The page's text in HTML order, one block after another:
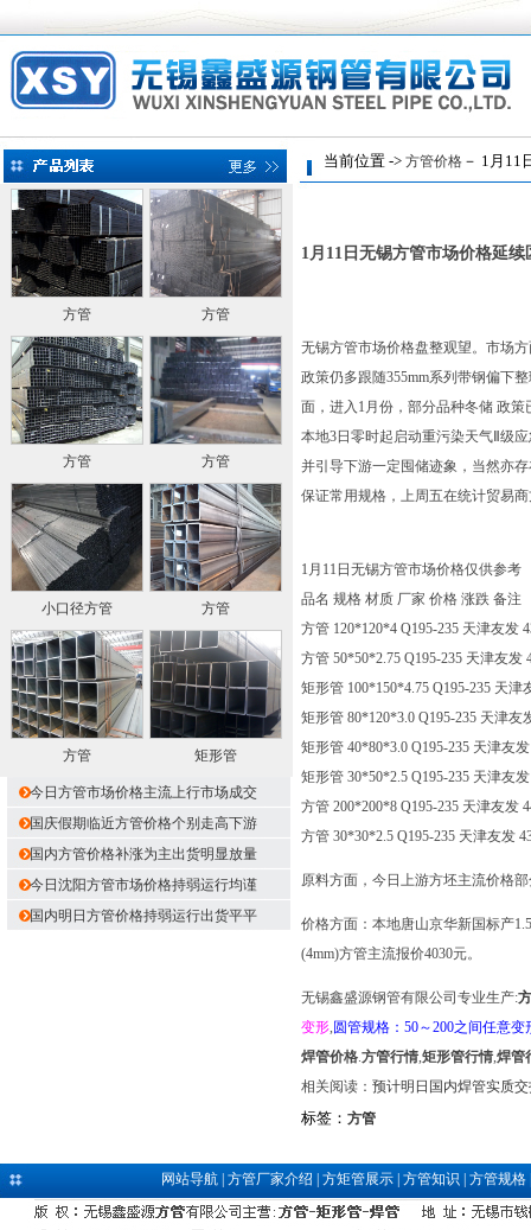
方管 方管
方管 方管
小口径方管 方管
方管 矩形管
今日方管市场价格主流上行市场成交
国庆假期临近方管价格个别走高下游
国内方管价格补涨为主出货明显放量
今日沈阳方管市场价格持弱运行均谨
国内明日方管价格持弱运行出货平平
当前位置 -> 方管价格 － 1月11
1月11日无锡方管市场价格延续
无锡方管市场价格盘整观望。市场
政策仍多跟随355mm系列带钢偏下
面，进入1月份，部分品种冬储 政
本地3日零时起启动重污染天气Ⅱ级
并引导下游一定囤储迹象，当然亦
保证常用规格，上周五在统计贸易
1月11日无锡方管市场价格仅供参考
品名 规格 材质 厂家 价格 涨跌 备注
方管 120*120*4 Q195-235 天津友发
方管 50*50*2.75 Q195-235 天津友发
矩形管 100*150*4.75 Q195-235 天津
矩形管 80*120*3.0 Q195-235 天津友
矩形管 40*80*3.0 Q195-235 天津友
矩形管 30*50*2.5 Q195-235 天津友
方管 200*200*8 Q195-235 天津友发
方管 30*30*2.5 Q195-235 天津友发
原料方面，今日上游方坯主流价格
价格方面：本地唐山京华新国标产
(4mm)方管主流报价4030元。
无锡鑫盛源钢管有限公司专业生产:
变形, 圆管规格：50～200之间任意变
焊管价格.方管行情,矩形管行情,焊管
相关阅读： 预计明日国内焊管实质
标签： 方管
网站导航| 方管厂家介绍 方矩管展示| 方管知识 方管规格